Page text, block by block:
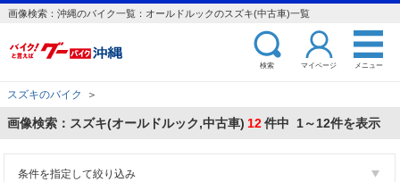
画像検索：沖縄のバイク一覧：オールドルックのスズキ(中古車)一覧
検索 マイページ メニュー
スズキのバイク ＞
画像検索：スズキ(オールドルック,中古車) 12件中 1～12件を表示
条件を指定して絞り込み